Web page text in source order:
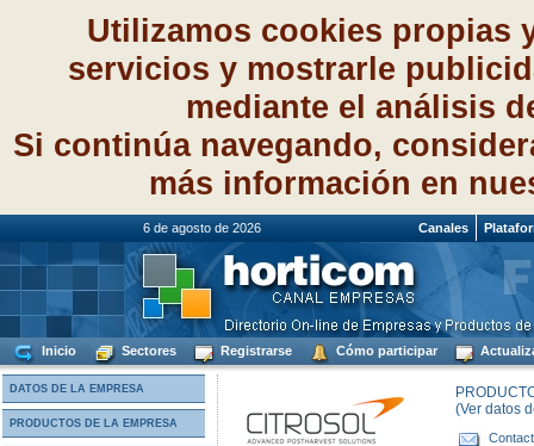
Utilizamos cookies propias
servicios y mostrarle
mediante el análisis
Si continúa navegando,
más información en
6 de agosto de 2026 Canales
Inicio Sectores Registrarse Cómo participar
DATOS DE LA EMPRESA
PRODUCTOS DE LA EMPRESA
(Ver datos